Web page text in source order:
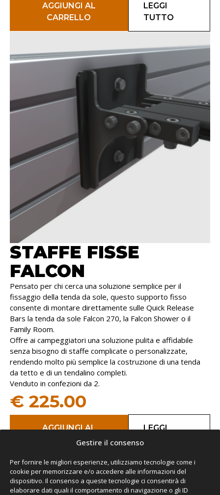
Gestire il consenso
Per fornire le migliori esperienze, utilizziamo tecnologie come i
cookie per memorizzare e/o accedere alle informazioni del
dispositivo. Il consenso a queste tecnologie ci consentirà di
elaborare dati quali il comportamento di navigazione o gli ID
AGGIUNGI AL
CARRELLO
LEGGI
TUTTO
STAFFE FISSE
FALCON
Pensato per chi cerca una soluzione semplice per il
fissaggio della tenda da sole, questo supporto fisso
consente di montare direttamente sulle Quick Release
Bars la tenda da sole Falcon 270, la Falcon Shower o il
Family Room.
Offre ai campeggiatori una soluzione pulita e affidabile
senza bisogno di staffe complicate o personalizzate,
rendendo molto più semplice la costruzione di una tenda
da tetto e di un tendalino completi.
Venduto in confezioni da 2.
€ 225.00
AGGIUNGI AL
CARRELLO
LEGGI
TUTTO